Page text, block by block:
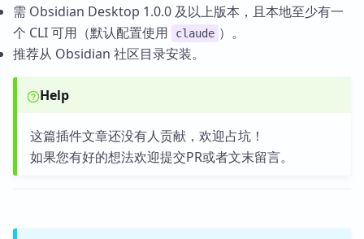
需 Obsidian Desktop 1.0.0 及以上版本，且本地至少有一
个 CLI 可用（默认配置使用
claude ）。
推荐从 Obsidian 社区目录安装。
Help
这篇插件文章还没有人贡献，欢迎占坑！
如果您有好的想法欢迎提交PR或者文末留言。